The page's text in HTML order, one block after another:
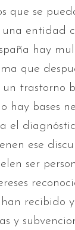
que se
una entidad
hay
que
trastorno
hay bases
el
ese
ser
recibido
y